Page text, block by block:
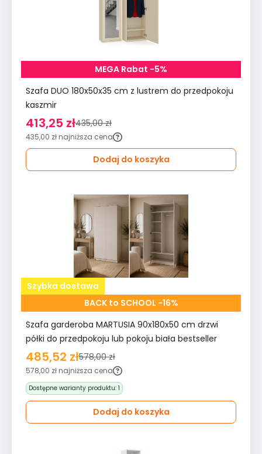
MEGA Rabat -5%
Szafa DUO 180x50x35 cm z lustrem do przedpokoju
kaszmir
413,25 zł435,00 zł
435,00 zł najniższa cena
Dodaj do koszyka
Szybka dostawa
BACK to SCHOOL -16%
Szafa garderoba MARTUSIA 90x180x50 cm drzwi
półki do przedpokoju lub pokoju biała bestseller
485,52 zł578,00 zł
578,00 zł najniższa cena
Dostępne warianty produktu: 1
Dodaj do koszyka